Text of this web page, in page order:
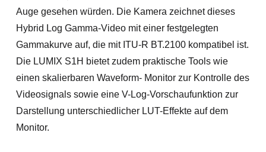
Auge gesehen würden. Die Kamera zeichnet dieses
Hybrid Log Gamma-Video mit einer festgelegten
Gammakurve auf, die mit ITU-R BT.2100 kompatibel ist.
Die LUMIX S1H bietet zudem praktische Tools wie
einen skalierbaren Waveform- Monitor zur Kontrolle des
Videosignals sowie eine V-Log-Vorschaufunktion zur
Darstellung unterschiedlicher LUT-Effekte auf dem
Monitor.